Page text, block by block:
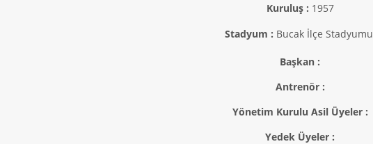
Kuruluş : 1957
Stadyum : Bucak İlçe Stadyumu
Başkan :
Antrenör :
Yönetim Kurulu Asil Üyeler :
Yedek Üyeler :